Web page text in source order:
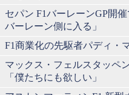
セパン F1バーレーンGP開
バーレーン側に入る」
F1商業化の先駆者パディ・
マックス・フェルスタッペ
「僕たちにも欲しい」